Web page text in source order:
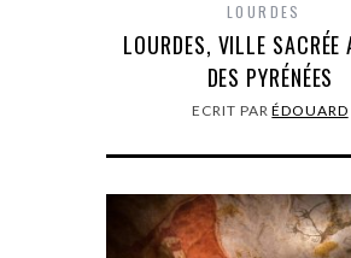
LOURDES
LOURDES, VILLE SACRÉE
DES PYRÉNÉES
ECRIT PARÉDOUARD